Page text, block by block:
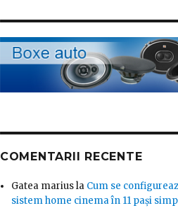
COMENTARII RECENTE
Gatea mariusla Cum se
sistem home cinema în 11 pași